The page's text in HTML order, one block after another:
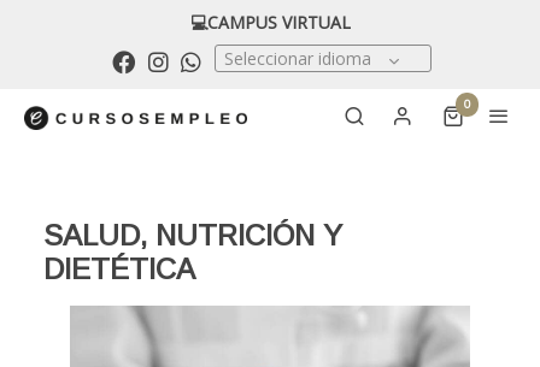
💻CAMPUS VIRTUAL
Seleccionar idioma
0
SALUD, NUTRICIÓN Y
DIETÉTICA